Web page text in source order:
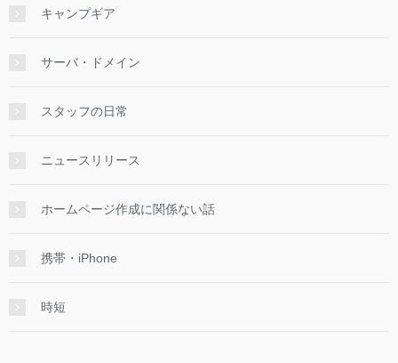
キャンプギア
サーバ・ドメイン
スタッフの日常
ニュースリリース
ホームページ作成に関係ない話
携帯・iPhone
時短